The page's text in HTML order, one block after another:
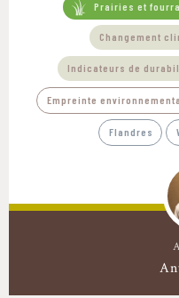
Prairies et
Changement
Indicateurs de
Empreinte
Flandres